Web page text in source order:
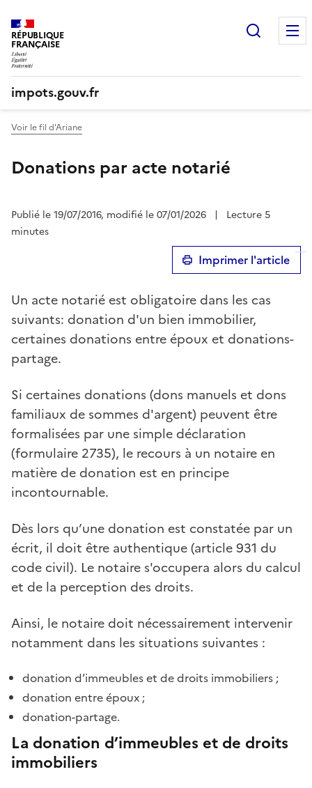
RÉPUBLIQUE
FRANÇAISE
impots.gouv.fr
Voir le fil d'Ariane
Donations par acte notarié
Publié le 19/07/2016, modifié le 07/01/2026 |
Lecture 5
minutes
Imprimer l'article
Un acte notarié est obligatoire dans les cas
suivants: donation d'un bien immobilier,
certaines donations entre époux et donations-
partage.
Si certaines donations (dons manuels et dons
familiaux de sommes d'argent) peuvent être
formalisées par une simple déclaration
(formulaire 2735), le recours à un notaire en
matière de donation est en principe
incontournable.
Dès lors qu’une donation est constatée par un
écrit, il doit être authentique (article 931 du
code civil). Le notaire s'occupera alors du calcul
et de la perception des droits.
Ainsi, le notaire doit nécessairement intervenir
notamment dans les situations suivantes :
donation d’immeubles et de droits immobiliers ;
donation entre époux ;
donation-partage.
La donation d’immeubles et de droits
immobiliers